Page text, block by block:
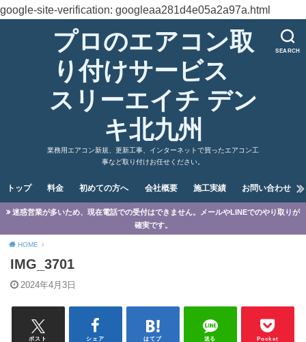
google-site-verification: googleaa281d4e05a2a97a.html
SEARCH
プロのエアコン取
り付けサービス
スリーエイチ デン
キ北九州
業務用エアコン新規、更新工事、インターネットで買ったエアコン工
事など取り付けお任せください。
トップ 料金 初めての方へ 会社概要 施工実績 お問い合わせ
迷惑営業が多いため、現在電話での受付はできません。メールやLINEでのやり取りが
確実です。
HOME
IMG_3701
2024年4月3日
ポスト シェア はてブ 送る Pocket